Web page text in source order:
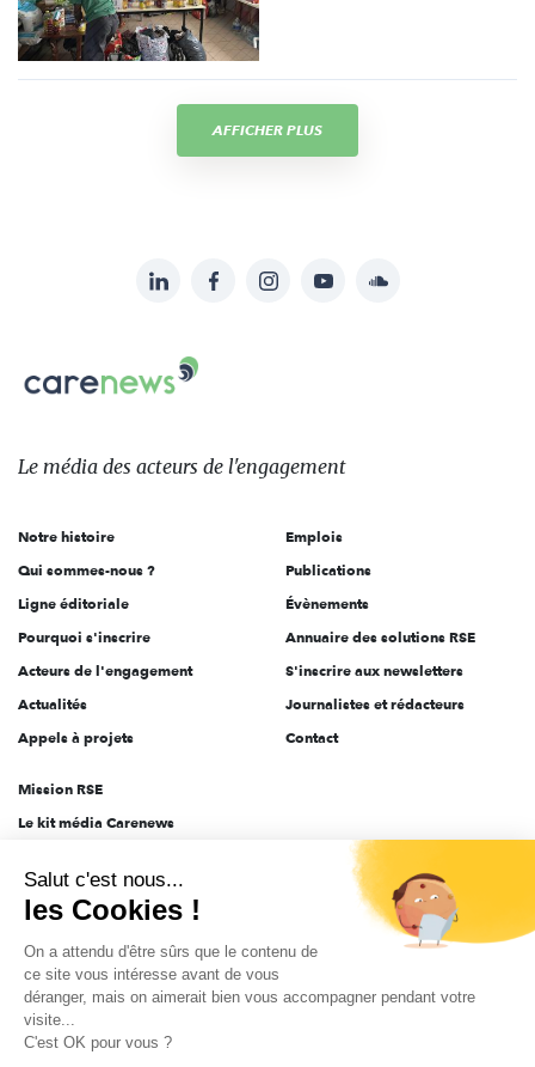
AFFICHER PLUS
sur:
LinkedInFacebookInstagramYouTubeSoundcloud
Le
des
l'engagement
Le média des acteurs de l'engagement
Notre histoire
Qui sommes-nous ?
Ligne éditoriale
Pourquoi s'inscrire
Acteurs de l'engagement
Actualités
Appels à projets
Emplois
Publications
Évènements
Annuaire des solutions RSE
S'inscrire aux newsletters
Journalistes et rédacteurs
Contact
Mission RSE
Le kit média Carenews
AEF info
Novethic
PRODURABLE
Inclusiv Day
Salut c'est nous...
les Cookies !
On a attendu d'être sûrs que le contenu de
ce site vous intéresse avant de vous
déranger, mais on aimerait bien vous accompagner pendant votre
visite...
C'est OK pour vous ?